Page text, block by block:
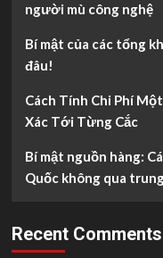
người mù công nghệ
Bí mật của các tổng
đâu!
Cách Tính Chi Phí
Xác Tới Từng Cắc
Bí mật nguồn hàng:
Quốc không qua
Recent Comments